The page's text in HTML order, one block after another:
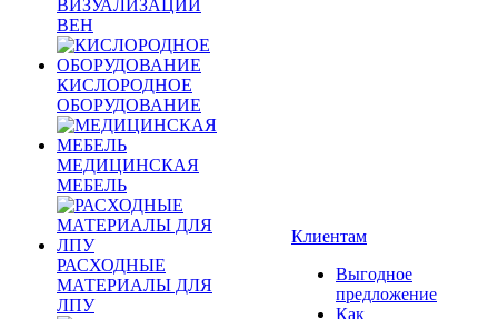
ВИЗУАЛИЗАЦИИ
ВЕН
КИСЛОРОДНОЕ
ОБОРУДОВАНИЕ
МЕДИЦИНСКАЯ
МЕБЕЛЬ
РАСХОДНЫЕ
МАТЕРИАЛЫ ДЛЯ
ЛПУ
Клиентам
Выгодное
предложение
Как